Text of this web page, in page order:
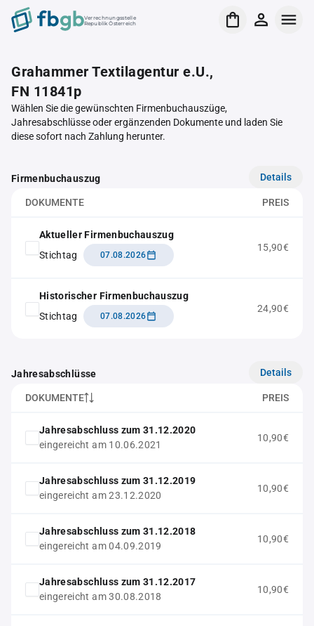
Verrechnungsstelle
Republik Österreich
Grahammer Textilagentur e.U.,
FN 11841p
Wählen Sie die gewünschten Firmenbuchauszüge,
Jahresabschlüsse oder ergänzenden Dokumente und laden Sie
diese sofort nach Zahlung herunter.
Firmenbuchauszug Details
DOKUMENTE PREIS
Aktueller Firmenbuchauszug
Stichtag
07.08.2026
15,90€
Historischer Firmenbuchauszug
Stichtag
07.08.2026
24,90€
Jahresabschlüsse Details
DOKUMENTE PREIS
Jahresabschluss zum 31.12.2020
eingereicht am 10.06.2021
10,90€
Jahresabschluss zum 31.12.2019
eingereicht am 23.12.2020
10,90€
Jahresabschluss zum 31.12.2018
eingereicht am 04.09.2019
10,90€
Jahresabschluss zum 31.12.2017
eingereicht am 30.08.2018
10,90€